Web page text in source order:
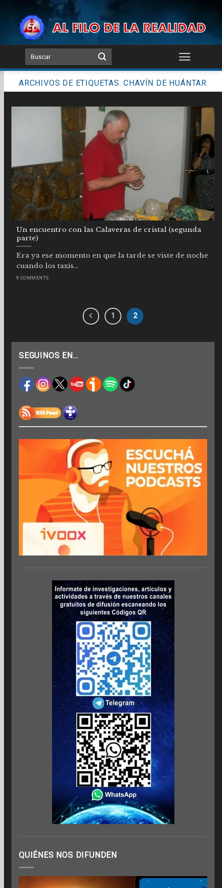
content
ARCHIVOS DE ETIQUETAS:CHAVÍN DE HUÁNTAR
Un encuentro con las Calaveras de cristal (segunda
parte)
Era ya ese momento en que la tarde se viste de noche
cuando los taxis...
9 COMMENTS
1 2
SEGUINOS EN…
QUIÉNES NOS DIFUNDEN